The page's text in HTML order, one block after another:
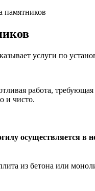
памятников
услуги по
работа,
и чисто.
осуществляется в
из бетона или